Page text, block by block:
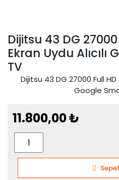
Dijitsu 43 DG
Ekran Uydu Alıcılı
TV
Dijitsu 43 DG 27000 Full HD
Google
11.800,00₺
Dijitsu
43
DG